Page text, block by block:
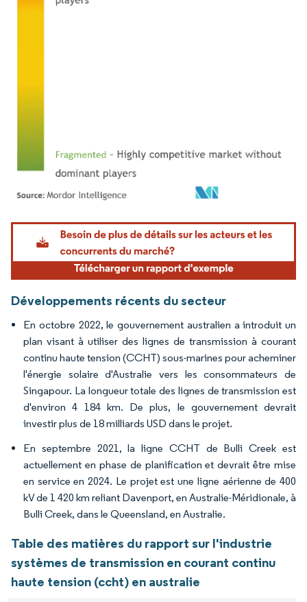
Image © Mordor Intelligence. La réutilisation nécessite une attribution sous CC BY
Développements récents du secteur
En octobre 2022, le gouvernement australien a introduit un
plan visant à utiliser des lignes de transmission à courant
continu haute tension (CCHT) sous-marines pour acheminer
l'énergie solaire d'Australie vers les consommateurs de
Singapour. La longueur totale des lignes de transmission est
d'environ 4 184 km. De plus, le gouvernement devrait
investir plus de 18 milliards USD dans le projet.
En septembre 2021, la ligne CCHT de Bulli Creek est
actuellement en phase de planification et devrait être mise
en service en 2024. Le projet est une ligne aérienne de 400
kV de 1 420 km reliant Davenport, en Australie-Méridionale, à
Bulli Creek, dans le Queensland, en Australie.
Table des matières du rapport sur l'industrie
systèmes de transmission en courant continu
haute tension (ccht) en australie